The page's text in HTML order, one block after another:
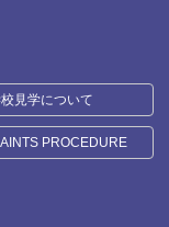
見学について
PROCEDURE